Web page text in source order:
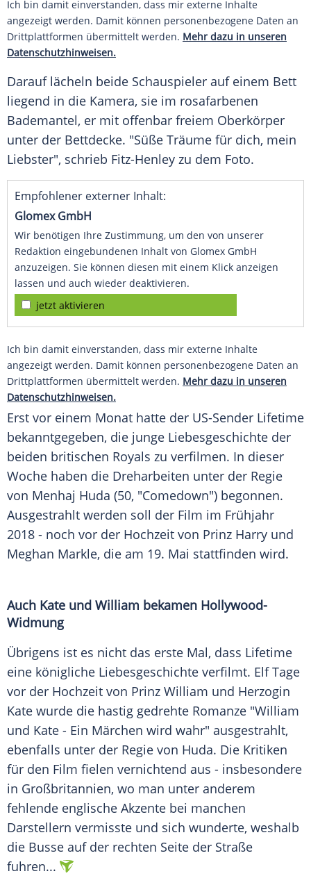
Ich bin damit einverstanden, dass mir externe Inhalte
angezeigt werden. Damit können personenbezogene Daten an
Drittplattformen übermittelt werden. Mehr dazu in unseren
Datenschutzhinweisen.
Darauf lächeln beide Schauspieler auf einem Bett
liegend in die Kamera, sie im rosafarbenen
Bademantel, er mit offenbar freiem Oberkörper
unter der Bettdecke. "Süße Träume für dich, mein
Liebster", schrieb Fitz-Henley zu dem Foto.
Empfohlener externer Inhalt:
Glomex GmbH
Wir benötigen Ihre Zustimmung, um den von unserer
Redaktion eingebundenen Inhalt von Glomex GmbH
anzuzeigen. Sie können diesen mit einem Klick anzeigen
lassen und auch wieder deaktivieren.
jetzt aktivieren
Ich bin damit einverstanden, dass mir externe Inhalte
angezeigt werden. Damit können personenbezogene Daten an
Drittplattformen übermittelt werden. Mehr dazu in unseren
Datenschutzhinweisen.
Erst vor einem Monat hatte der US-Sender Lifetime
bekanntgegeben, die junge Liebesgeschichte der
beiden britischen Royals zu verfilmen. In dieser
Woche haben die Dreharbeiten unter der Regie
von Menhaj Huda (50, "Comedown") begonnen.
Ausgestrahlt werden soll der Film im Frühjahr
2018 - noch vor der Hochzeit von Prinz Harry und
Meghan Markle, die am 19. Mai stattfinden wird.
Auch Kate und William bekamen Hollywood-
Widmung
Übrigens ist es nicht das erste Mal, dass Lifetime
eine königliche Liebesgeschichte verfilmt. Elf Tage
vor der Hochzeit von Prinz William und Herzogin
Kate wurde die hastig gedrehte Romanze "William
und Kate - Ein Märchen wird wahr" ausgestrahlt,
ebenfalls unter der Regie von Huda. Die Kritiken
für den Film fielen vernichtend aus - insbesondere
in Großbritannien, wo man unter anderem
fehlende englische Akzente bei manchen
Darstellern vermisste und sich wunderte, weshalb
die Busse auf der rechten Seite der Straße
fuhren...